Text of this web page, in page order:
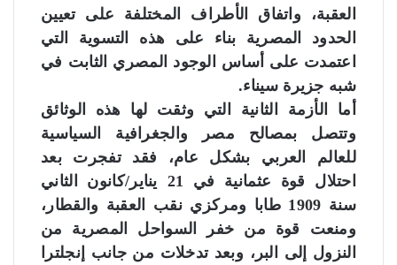
العقبة، واتفاق الأطراف المختلفة على تعيين
الحدود المصرية بناء على هذه التسوية التي
اعتمدت على أساس الوجود المصري الثابت في
شبه جزيرة سيناء.
أما الأزمة الثانية التي وثقت لها هذه الوثائق
وتتصل بمصالح مصر والجغرافية السياسية
للعالم العربي بشكل عام، فقد تفجرت بعد
احتلال قوة عثمانية في 21 يناير/كانون الثاني
سنة 1909 طابا ومركزي نقب العقبة والقطار،
ومنعت قوة من خفر السواحل المصرية من
النزول إلى البر، وبعد تدخلات من جانب إنجلترا